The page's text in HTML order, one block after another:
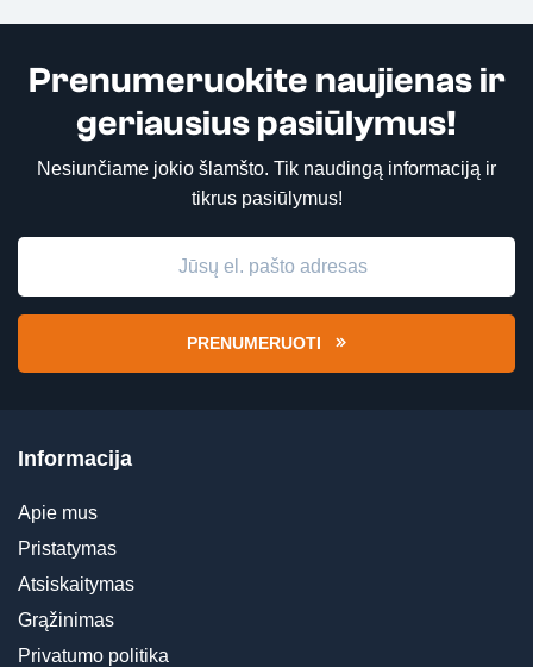
Prenumeruokite naujienas ir
geriausius pasiūlymus!
Nesiunčiame jokio šlamšto. Tik naudingą informaciją ir
tikrus pasiūlymus!
PRENUMERUOTI
Informacija
Apie mus
Pristatymas
Atsiskaitymas
Grąžinimas
Privatumo politika